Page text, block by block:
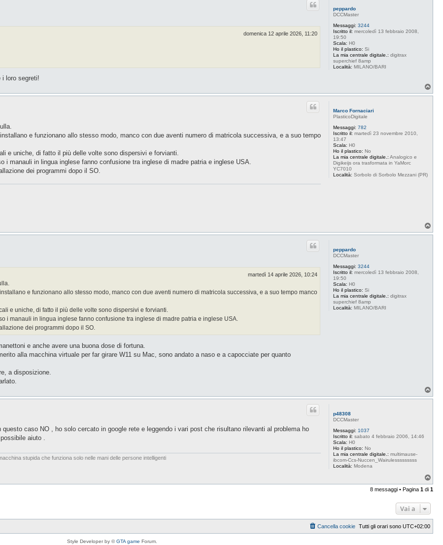
peppardo
DCCMaster
Messaggi: 3244
Iscritto il: mercoledì 13 febbraio 2008,
19:50
Scala: H0
Ho il plastico: Si
La mia centrale digitale.: digitrax
superchief 8amp
Località: MILANO/BARI
domenica 12 aprile 2026, 11:20
i loro segreti!
o
Marco Fornaciari
PlasticoDigitale
Messaggi: 782
Iscritto il: martedì 23 novembre 2010,
13:47
Scala: H0
Ho il plastico: No
La mia centrale digitale.: Analogico e
Digikeijs ora trasformata in YaMorc
YC7010
Località: Sorbolo di Sorbolo Mezzani (PR)
e funzionano allo stesso modo, manco con due aventi numero di matricola successiva, e a suo tempo
e uniche, di fatto il più delle volte sono dispersivi e forvianti.
manauli in lingua inglese fanno confusione tra inglese di madre patria e inglese USA.
dei programmi dopo il SO.
o
peppardo
DCCMaster
Messaggi: 3244
Iscritto il: mercoledì 13 febbraio 2008,
19:50
Scala: H0
Ho il plastico: Si
La mia centrale digitale.: digitrax
superchief 8amp
Località: MILANO/BARI
martedì 14 aprile 2026, 10:24
e funzionano allo stesso modo, manco con due aventi numero di matricola successiva, e a suo tempo manco
e uniche, di fatto il più delle volte sono dispersivi e forvianti.
i manauli in lingua inglese fanno confusione tra inglese di madre patria e inglese USA.
dei programmi dopo il SO.
e anche avere una buona dose di fortuna.
alla macchina virtuale per far girare W11 su Mac, sono andato a naso e a capocciate per quanto
a disposizione.
o
p48308
DCCMaster
Messaggi: 1037
Iscritto il: sabato 4 febbraio 2006, 14:46
Scala: H0
Ho il plastico: No
La mia centrale digitale.: multimause-
ibcom-Ccs-Nuccen_Wairulesssssssss
Località: Modena
caso NO , ho solo cercato in google rete e leggendo i vari post che risultano rilevanti al problema ho
aiuto .
stupida che funziona solo nelle mani delle persone intelligenti
o
p
8 messaggi • Pagina 1 di 1
Vai a
Tutti gli orari sono UTC+02:00
Cancella cookie
Style Developer by ©GTA game Forum.